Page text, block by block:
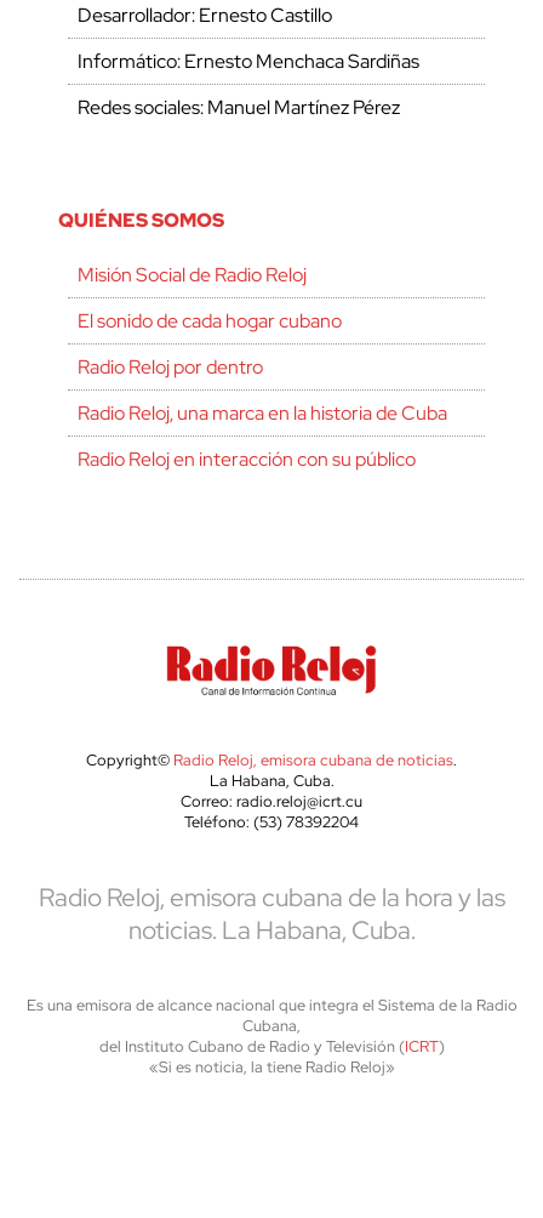
Desarrollador: Ernesto Castillo
Informático: Ernesto Menchaca Sardiñas
Redes sociales: Manuel Martínez Pérez
QUIÉNES SOMOS
Misión Social de Radio Reloj
El sonido de cada hogar cubano
Radio Reloj por dentro
Radio Reloj, una marca en la historia de Cuba
Radio Reloj en interacción con su público
Copyright© Radio Reloj, emisora cubana de noticias.
La Habana, Cuba.
Correo: radio.reloj@icrt.cu
Teléfono: (53) 78392204
Radio Reloj, emisora cubana de la hora y las
noticias. La Habana, Cuba.
Es una emisora de alcance nacional que integra el Sistema de la Radio
Cubana,
del Instituto Cubano de Radio y Televisión (ICRT)
«Si es noticia, la tiene Radio Reloj»